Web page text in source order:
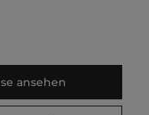
ansehen